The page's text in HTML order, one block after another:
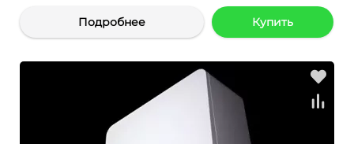
Подробнее Купить